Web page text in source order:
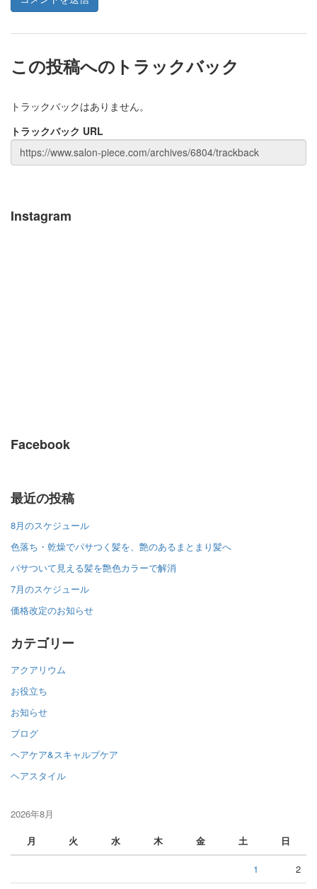
この投稿へのトラックバック
トラックバックはありません。
トラックバック URL
Instagram
Facebook
最近の投稿
8月のスケジュール
色落ち・乾燥でパサつく髪を、艶のあるまとまり髪へ
パサついて見える髪を艶色カラーで解消
7月のスケジュール
価格改定のお知らせ
カテゴリー
アクアリウム
お役立ち
お知らせ
ブログ
ヘアケア&スキャルプケア
ヘアスタイル
2026年8月
月
火 水 木 金 土 日
1 2